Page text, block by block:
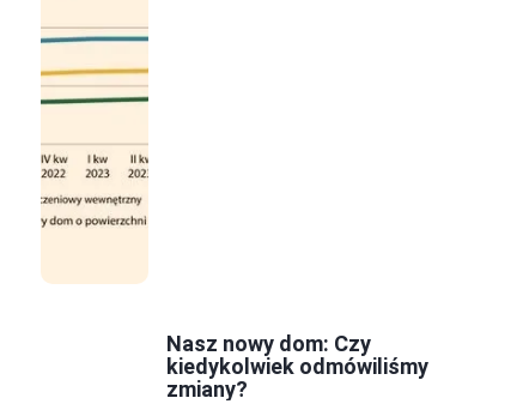
Nasz nowy dom: Czy
kiedykolwiek odmówiliśmy
zmiany?